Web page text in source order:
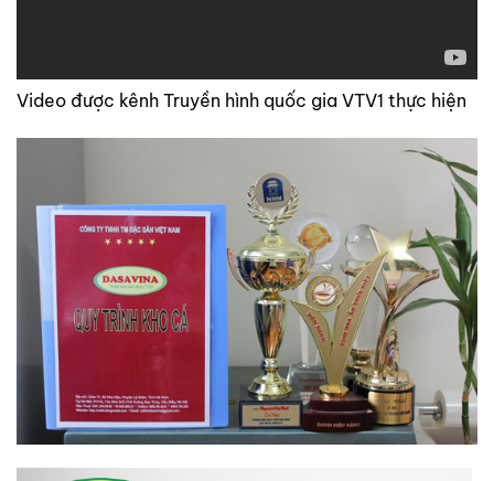
Video được kênh Truyền hình quốc gia VTV1 thực hiện